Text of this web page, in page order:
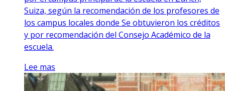
Suiza, según la recomendación de los profesores de
los campus locales donde Se obtuvieron los créditos
y por recomendación del Consejo Académico de la
escuela.
Lee mas